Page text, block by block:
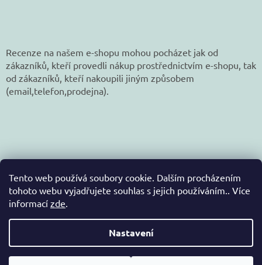
Tento web používá soubory cookie. Dalším procházením
tohoto webu vyjadřujete souhlas s jejich používáním.. Více
informací zde.
Nastavení
Recenze na našem e-shopu mohou pocházet jak od
zákazníků, kteří provedli nákup prostřednictvím e-shopu, tak
od zákazníků, kteří nakoupili jiným způsobem
(email,telefon,prodejna).
Vytvořil Shoptet
Copyright 2026jetex-eshop.cz. Všechna práva